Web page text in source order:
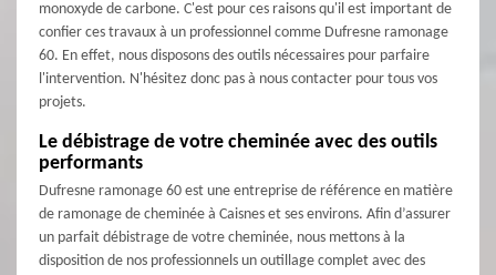
monoxyde de carbone. C'est pour ces raisons qu'il est important de
confier ces travaux à un professionnel comme Dufresne ramonage
60. En effet, nous disposons des outils nécessaires pour parfaire
l'intervention. N'hésitez donc pas à nous contacter pour tous vos
projets.
Le débistrage de votre cheminée avec des outils
performants
Dufresne ramonage 60 est une entreprise de référence en matière
de ramonage de cheminée à Caisnes et ses environs. Afin d’assurer
un parfait débistrage de votre cheminée, nous mettons à la
disposition de nos professionnels un outillage complet avec des